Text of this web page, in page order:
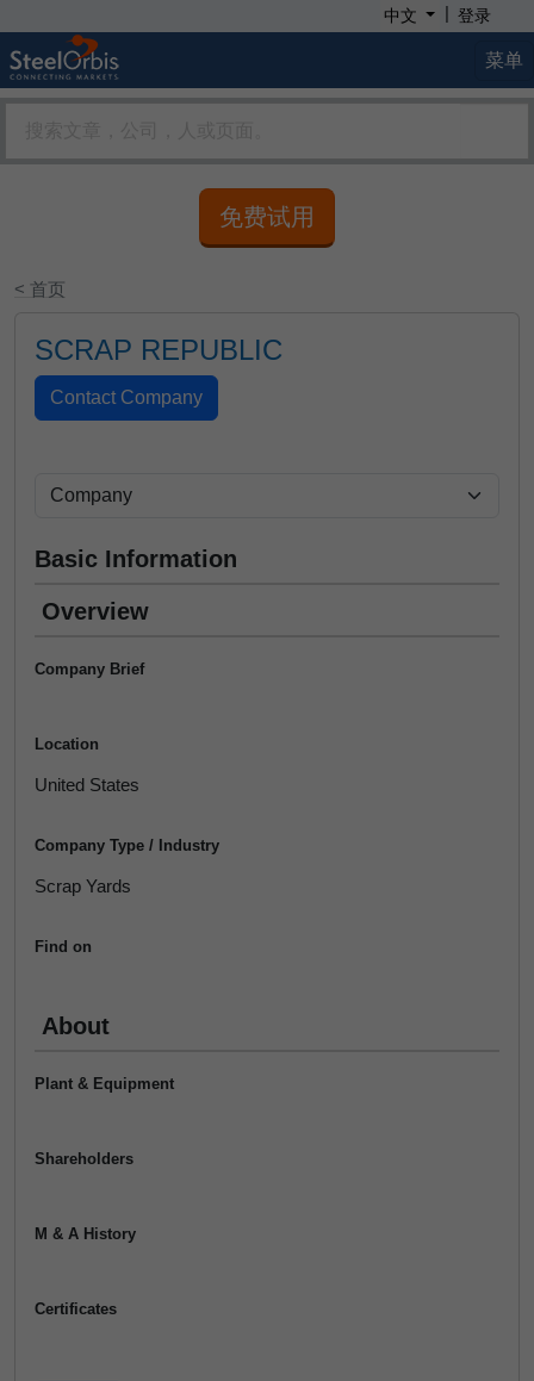
中文 | 登录
菜单
免费试用
< 首页
SCRAP REPUBLIC
Basic Information
Overview
Company Brief
Location
United States
Company Type / Industry
Scrap Yards
Find on
About
Plant & Equipment
Shareholders
M & A History
Certificates